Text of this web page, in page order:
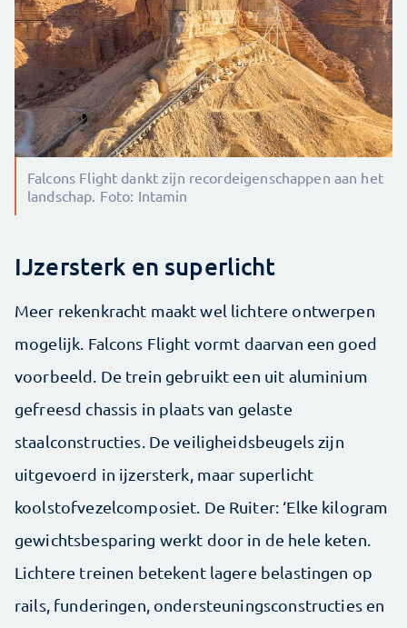
Falcons Flight dankt zijn recordeigenschappen aan het
landschap. Foto: Intamin
IJzersterk en superlicht
Meer rekenkracht maakt wel lichtere ontwerpen
mogelijk. Falcons Flight vormt daarvan een goed
voorbeeld. De trein gebruikt een uit aluminium
gefreesd chassis in plaats van gelaste
staalconstructies. De veiligheidsbeugels zijn
uitgevoerd in ijzersterk, maar superlicht
koolstofvezelcomposiet. De Ruiter: ‘Elke kilogram
gewichtsbesparing werkt door in de hele keten.
Lichtere treinen betekent lagere belastingen op
rails, funderingen, ondersteuningsconstructies en